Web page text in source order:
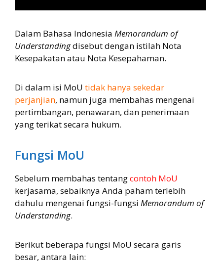
Dalam Bahasa Indonesia Memorandum of
Understandingdisebut dengan istilah Nota
Kesepakatan atau Nota Kesepahaman.
Di dalam isi MoU tidak hanya sekedar
perjanjian, namun juga membahas mengenai
pertimbangan, penawaran, dan penerimaan
yang terikat secara hukum.
Fungsi MoU
Sebelum membahas tentangcontoh MoU
kerjasama, sebaiknya Anda paham terlebih
dahulu mengenai fungsi-fungsi Memorandum of
Understanding.
Berikut beberapa fungsi MoU secara garis
besar, antara lain: